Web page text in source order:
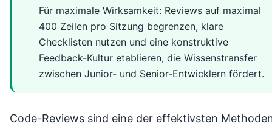
Für maximale Wirksamkeit: Reviews auf maximal
400 Zeilen pro Sitzung begrenzen, klare
Checklisten nutzen und eine konstruktive
Feedback-Kultur etablieren, die Wissenstransfer
zwischen Junior- und Senior-Entwicklern fördert.
Code-Reviews sind eine der effektivsten